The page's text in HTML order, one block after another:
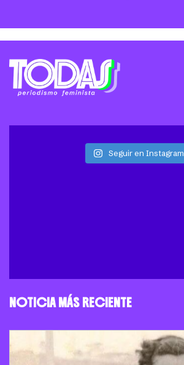
Seguir en Instagram
NOTICIA MÁS RECIENTE